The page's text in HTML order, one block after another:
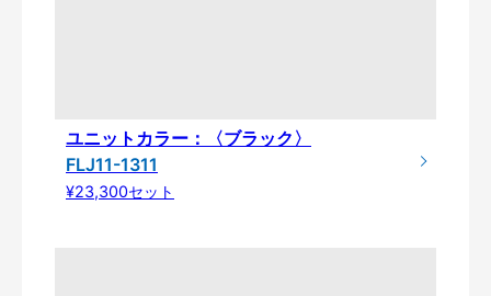
ユニットカラー：〈ブラック〉
FLJ11-1311
¥23,300セット